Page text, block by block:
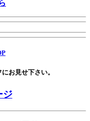
お見せ下さい。
ジ